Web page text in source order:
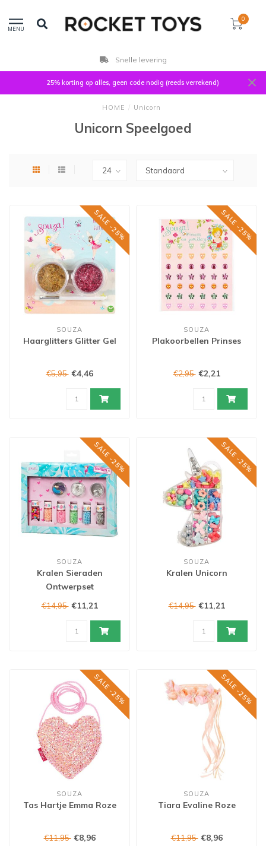
MENU
0
Snelle levering
25% korting op alles, geen code nodig (reeds verrekend)
HOME / Unicorn
Unicorn Speelgoed
SALE -25%
SOUZA
Haarglitters Glitter Gel
€5,95 €4,46
SALE -25%
SOUZA
Plakoorbellen Prinses
€2,95 €2,21
SALE -25%
SOUZA
Kralen Sieraden
Ontwerpset
€14,95 €11,21
SALE -25%
SOUZA
Kralen Unicorn
€14,95 €11,21
SALE -25%
SOUZA
Tas Hartje Emma Roze
€11,95 €8,96
SALE -25%
SOUZA
Tiara Evaline Roze
€11,95 €8,96